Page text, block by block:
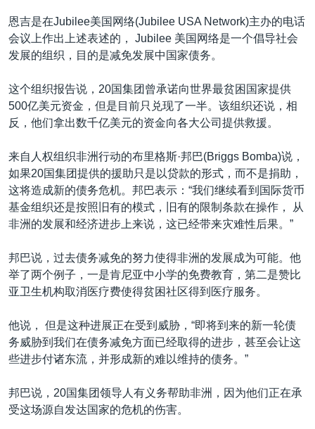
美国之音专访
重要讲话与声明
南中国海争端
关注西藏
GEN Z 看美国
恩吉是在Jubilee美国网络(Jubilee USA Network)主办的电话
会议上作出上述表述的， Jubilee 美国网络是一个倡导社会
发展的组织，目的是减免发展中国家债务。
这个组织报告说，20国集团曾承诺向世界最贫困国家提供
500亿美元资金，但是目前只兑现了一半。该组织还说，相
反，他们拿出数千亿美元的资金向各大公司提供救援。
来自人权组织非洲行动的布里格斯·邦巴(Briggs Bomba)说，
如果20国集团提供的援助只是以贷款的形式，而不是捐助，
这将造成新的债务危机。邦巴表示：“我们继续看到国际货币
基金组织还是按照旧有的模式，旧有的限制条款在操作， 从
非洲的发展和经济进步上来说，这已经带来灾难性后果。”
邦巴说，过去债务减免的努力使得非洲的发展成为可能。他
举了两个例子，一是肯尼亚中小学的免费教育，第二是赞比
亚卫生机构取消医疗费使得贫困社区得到医疗服务。
他说， 但是这种进展正在受到威胁，“即将到来的新一轮债
务威胁到我们在债务减免方面已经取得的进步，甚至会让这
些进步付诸东流，并形成新的难以维持的债务。”
邦巴说，20国集团领导人有义务帮助非洲，因为他们正在承
受这场源自发达国家的危机的伤害。